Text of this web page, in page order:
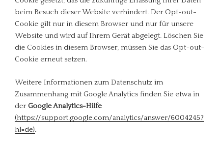
beim Besuch dieser Website verhindert. Der Opt-out-
Cookie gilt nur in diesem Browser und nur für unsere
Website und wird auf Ihrem Gerät abgelegt. Löschen Sie
die Cookies in diesem Browser, müssen Sie das Opt-out-
Cookie erneut setzen.
Weitere Informationen zum Datenschutz im
Zusammenhang mit Google Analytics finden Sie etwa in
der Google Analytics-Hilfe
(https://support.google.com/analytics/answer/6004245?
hl=de).